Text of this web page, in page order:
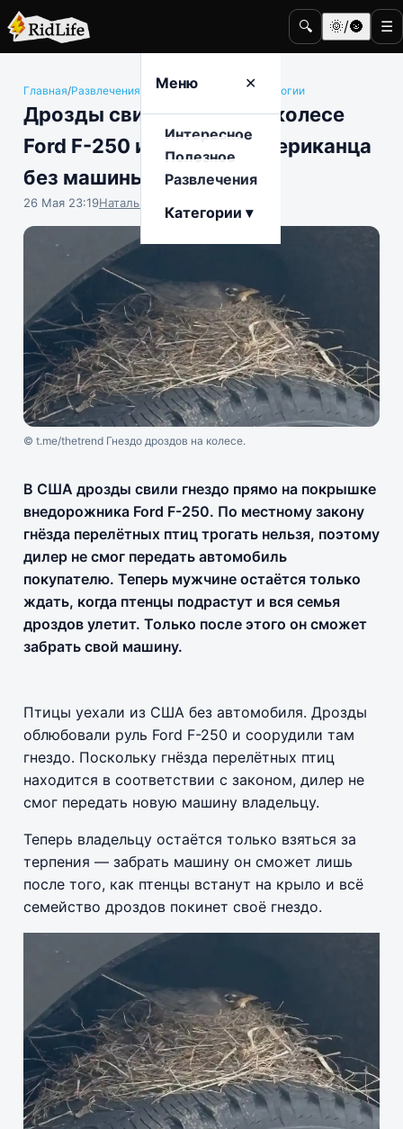
🔍 🌞/🌚 ☰
Меню ✕
Интересное
Полезное
Развлечения
Категории ▾
Главная/Развлечения Автомобили и автотехнологии
Дрозды свили гнездо на колесе
Ford F-250 и оставили американца
без машины
26 Мая 23:19Наталья Герасимова
© t.me/thetrend Гнездо дроздов на колесе.
В США дрозды свили гнездо прямо на покрышке
внедорожника Ford F-250. По местному закону
гнёзда перелётных птиц трогать нельзя, поэтому
дилер не смог передать автомобиль
покупателю. Теперь мужчине остаётся только
ждать, когда птенцы подрастут и вся семья
дроздов улетит. Только после этого он сможет
забрать свой машину.
Птицы уехали из США без автомобиля. Дрозды
облюбовали руль Ford F-250 и соорудили там
гнездо. Поскольку гнёзда перелётных птиц
находится в соответствии с законом, дилер не
смог передать новую машину владельцу.
Теперь владельцу остаётся только взяться за
терпения — забрать машину он сможет лишь
после того, как птенцы встанут на крыло и всё
семейство дроздов покинет своё гнездо.